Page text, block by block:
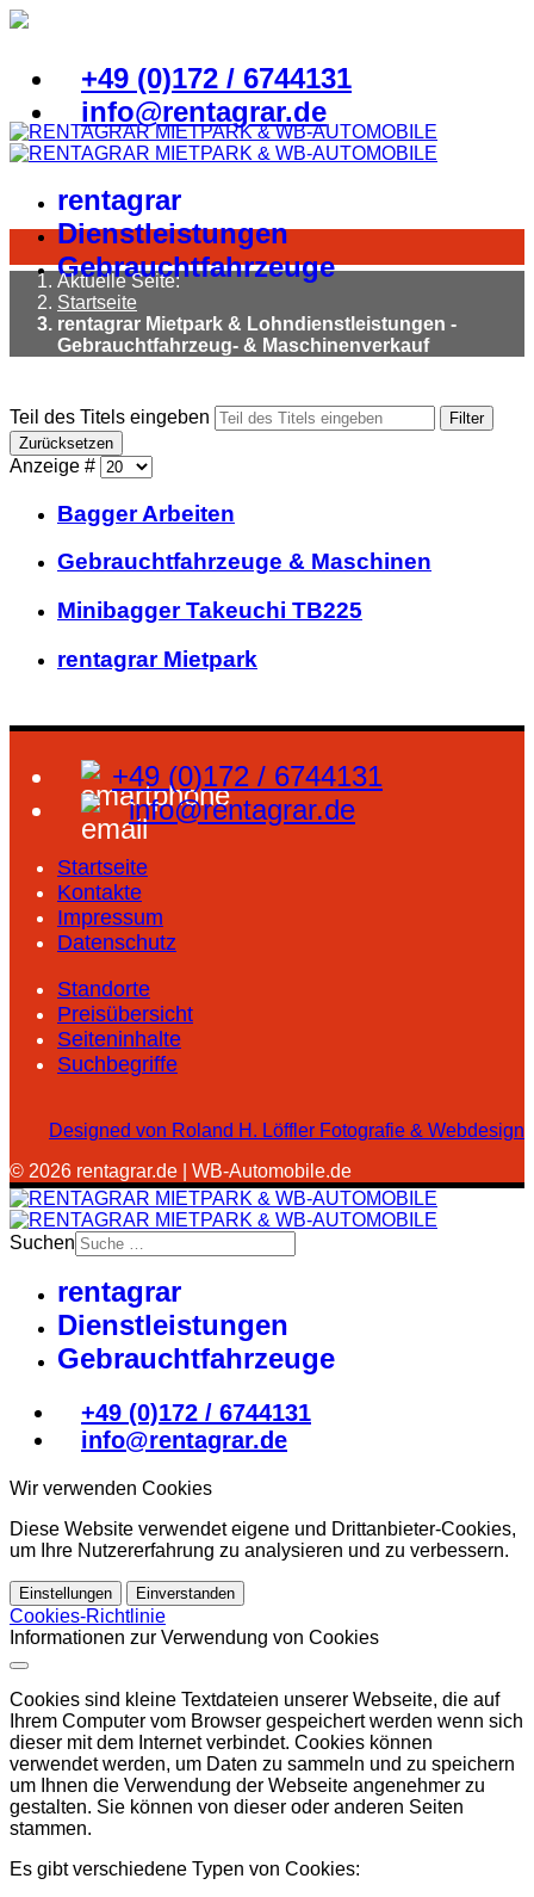
+49 (0)172 / 6744131
info@rentagrar.de
rentagrar
Dienstleistungen
Gebrauchtfahrzeuge
Aktuelle Seite:
Startseite
rentagrar Mietpark & Lohndienstleistungen -
Gebrauchtfahrzeug- & Maschinenverkauf
Teil des Titels eingeben
Filter
Zurücksetzen
Anzeige #
Bagger Arbeiten
Gebrauchtfahrzeuge & Maschinen
Minibagger Takeuchi TB225
rentagrar Mietpark
+49 (0)172 / 6744131
info@rentagrar.de
Startseite
Kontakte
Impressum
Datenschutz
Standorte
Preisübersicht
Seiteninhalte
Suchbegriffe
Designed von Roland H. Löffler Fotografie & Webdesign
© 2026 rentagrar.de | WB-Automobile.de
Suchen
rentagrar
Dienstleistungen
Gebrauchtfahrzeuge
+49 (0)172 / 6744131
info@rentagrar.de
Wir verwenden Cookies
Diese Website verwendet eigene und Drittanbieter-Cookies,
um Ihre Nutzererfahrung zu analysieren und zu verbessern.
Einstellungen Einverstanden
Cookies-Richtlinie
Informationen zur Verwendung von Cookies
Cookies sind kleine Textdateien unserer Webseite, die auf
Ihrem Computer vom Browser gespeichert werden wenn sich
dieser mit dem Internet verbindet. Cookies können
verwendet werden, um Daten zu sammeln und zu speichern
um Ihnen die Verwendung der Webseite angenehmer zu
gestalten. Sie können von dieser oder anderen Seiten
stammen.
Es gibt verschiedene Typen von Cookies: